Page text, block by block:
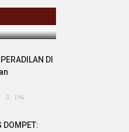
DI
196
DOMPET: